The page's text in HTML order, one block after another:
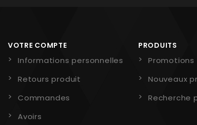
VOTRE COMPTE
Informations personnelles
Retours produit
Commandes
Avoirs
PRODUITS
Promotions
Nouveaux
Recherche